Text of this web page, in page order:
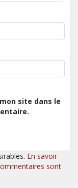
site dans le
En savoir
sont